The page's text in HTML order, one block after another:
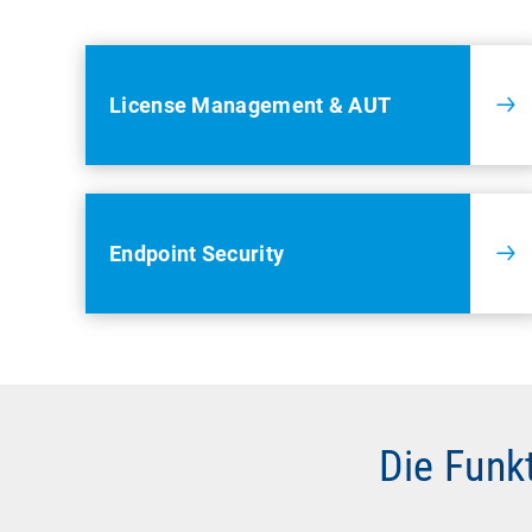
License Management & AUT
Endpoint Security
Die
Inventory &